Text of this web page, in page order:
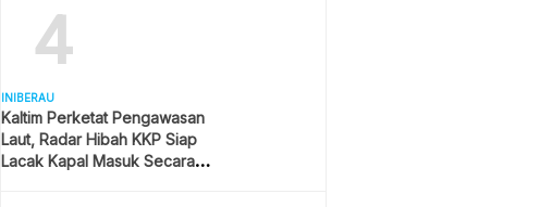
4
INIBERAU
Kaltim Perketat Pengawasan
Laut, Radar Hibah KKP Siap
Lacak Kapal Masuk Secara